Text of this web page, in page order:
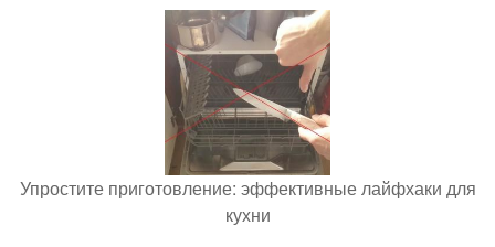
Упростите приготовление: эффективные лайфхаки для
кухни